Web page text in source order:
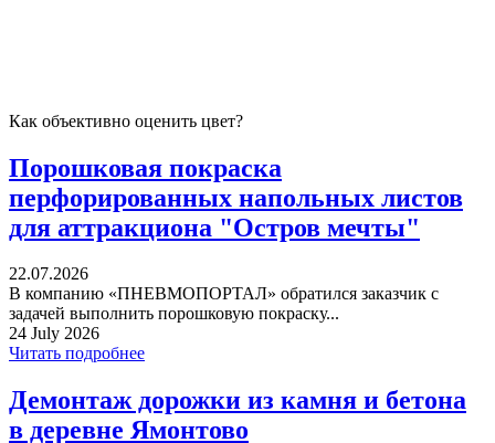
Как объективно оценить цвет?
Порошковая покраска
перфорированных напольных листов
для аттракциона "Остров мечты"
22.07.2026
В компанию «ПНЕВМОПОРТАЛ» обратился заказчик с
задачей выполнить порошковую покраску...
24 July 2026
Читать подробнее
Демонтаж дорожки из камня и бетона
в деревне Ямонтово